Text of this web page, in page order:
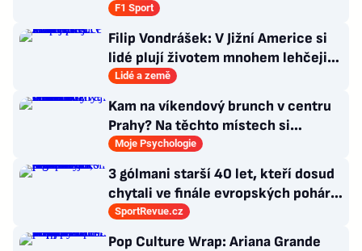
F1 Sport
Filip Vondrášek: V Jižní Americe si
lidé plují životem mnohem lehčeji,
věci tolik neřeší
Lidé a země
Kam na víkendový brunch v centru
Prahy? Na těchto místech si
dlouhou snídani užívají i místní
Moje Psychologie
3 gólmani starší 40 let, kteří dosud
chytali ve finále evropských pohárů.
Všichni odešli ze hřiště jako
poražení
SportRevue.cz
Pop Culture Wrap: Ariana Grande